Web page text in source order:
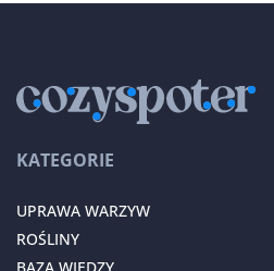
KATEGORIE
UPRAWA WARZYW
ROŚLINY